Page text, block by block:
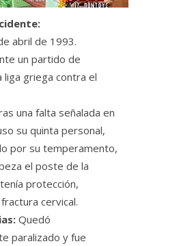
abril de 1993.
un partido de
liga griega contra el
una falta señalada en
su quinta personal,
por su temperamento,
el poste de la
protección,
cervical.
Quedó
paralizado y fue